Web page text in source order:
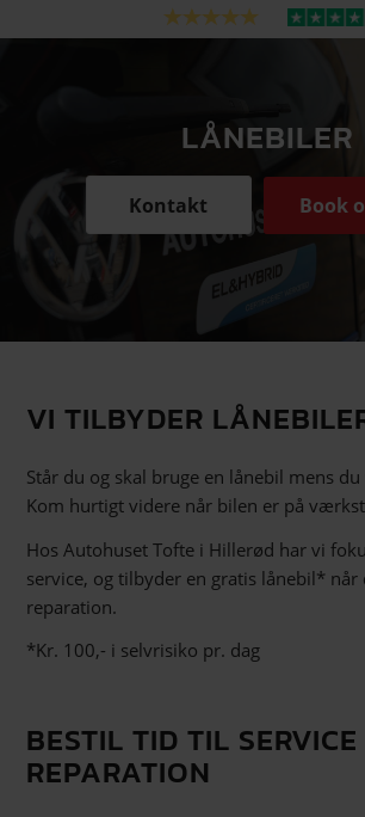
LÅNEBILER
Kontakt Book
VI TILBYDER
Står du og skal bruge en lånebil mens
Kom hurtigt videre når bilen er på
Hos Autohuset Tofte i Hillerød har vi
service, og tilbyder en gratis lånebil* når
reparation.
*Kr. 100,- i selvrisiko pr. dag
BESTIL TID TIL
REPARATION